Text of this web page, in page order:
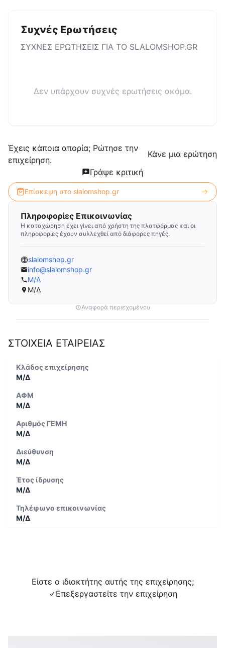
Συχνές Ερωτήσεις
ΣΥΧΝΕΣ ΕΡΩΤΗΣΕΙΣ ΓΙΑ ΤΟ SLALOMSHOP.GR
Δεν υπάρχουν συχνές ερωτήσεις ακόμα.
Έχεις κάποια απορία; Ρώτησε την
επιχείρηση.
Κάνε μια ερώτηση
Γράψε κριτική
Επίσκεψη στο slalomshop.gr
Πληροφορίες Επικοινωνίας
Η καταχώρηση έχει γίνει από χρήστη της πλατφόρμας και οι
πληροφορίες έχουν συλλεχθεί από διάφορες πηγές.
slalomshop.gr
info@slalomshop.gr
Μ/Δ
Μ/Δ
Αναφορά περιεχομένου
ΣΤΟΙΧΕΙΑ ΕΤΑΙΡΕΙΑΣ
Κλάδος επιχείρησης
Μ/Δ
ΑΦΜ
Μ/Δ
Αριθμός ΓΕΜΗ
Μ/Δ
Διεύθυνση
Μ/Δ
Έτος ίδρυσης
Μ/Δ
Τηλέφωνο επικοινωνίας
Μ/Δ
Είστε ο ιδιοκτήτης αυτής της επιχείρησης;
Επεξεργαστείτε την επιχείρηση